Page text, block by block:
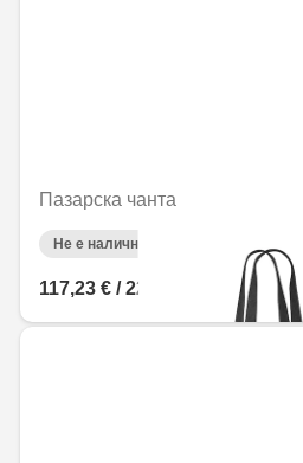
Пазарска чанта
Не е налично онлайн
117,23 € / 229,28 лв.